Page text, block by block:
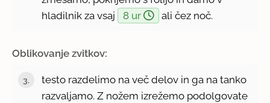
hladilnik za vsaj
8 ur ali čez noč.
Oblikovanje zvitkov:
testo razdelimo na več delov in ga na tanko
razvaljamo. Z nožem izrežemo podolgovate